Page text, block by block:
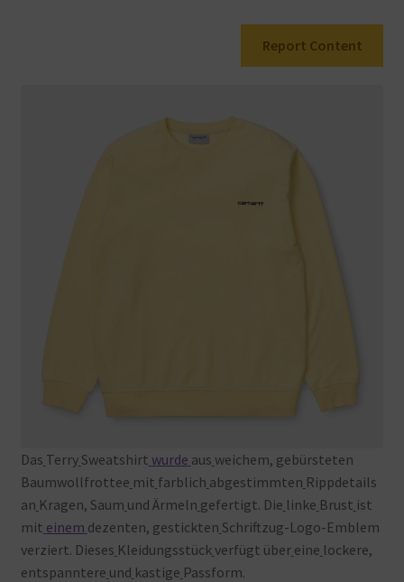
Report Content
Das Terry Sweatshirt wurde aus weichem, gebürsteten
Baumwollfrottee mit farblich abgestimmten Rippdetails
an Kragen, Saum und Ärmeln gefertigt. Die linke Brust ist
mit einem dezenten, gestickten Schriftzug-Logo-Emblem
verziert. Dieses Kleidungsstück verfügt über eine lockere,
entspanntere und kastige Passform.